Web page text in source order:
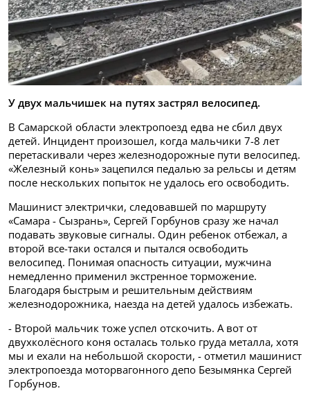
У двух мальчишек на путях застрял велосипед.
В Самарской области электропоезд едва не сбил двух
детей. Инцидент произошел, когда мальчики 7-8 лет
перетаскивали через железнодорожные пути велосипед.
«Железный конь» зацепился педалью за рельсы и детям
после нескольких попыток не удалось его освободить.
Машинист электрички, следовавшей по маршруту
«Самара - Сызрань», Сергей Горбунов сразу же начал
подавать звуковые сигналы. Один ребенок отбежал, а
второй все-таки остался и пытался освободить
велосипед. Понимая опасность ситуации, мужчина
немедленно применил экстренное торможение.
Благодаря быстрым и решительным действиям
железнодорожника, наезда на детей удалось избежать.
- Второй мальчик тоже успел отскочить. А вот от
двухколёсного коня осталась только груда металла, хотя
мы и ехали на небольшой скорости, - отметил машинист
электропоезда моторвагонного депо Безымянка Сергей
Горбунов.